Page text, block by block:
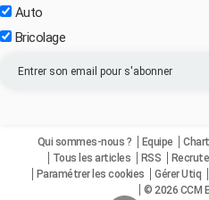
Auto
Bricolage
Qui sommes-nous ? Equipe
Tous les articles
RSS
Paramétrer les cookies
Gérer Utiq
© 2026 CCM